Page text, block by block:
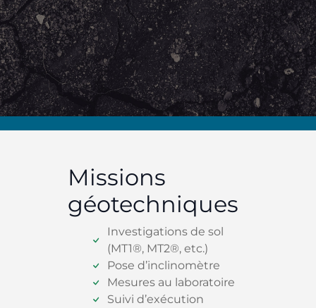
Missions
géotechniques
Investigations de sol
(MT1®, MT2®, etc.)
Pose d’inclinomètre
Mesures au laboratoire
Suivi d’exécution